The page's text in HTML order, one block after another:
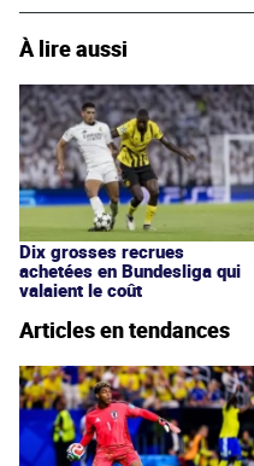
À lire aussi
Dix grosses recrues
achetées en Bundesliga qui
valaient le coût
Articles en tendances